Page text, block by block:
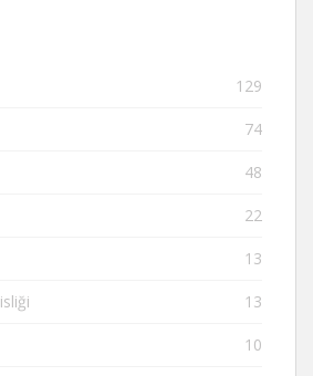
129
74
48
22
13
13
10